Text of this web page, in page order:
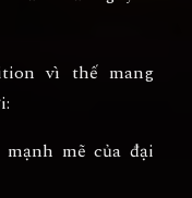
vì thế mang
mẽ của đại